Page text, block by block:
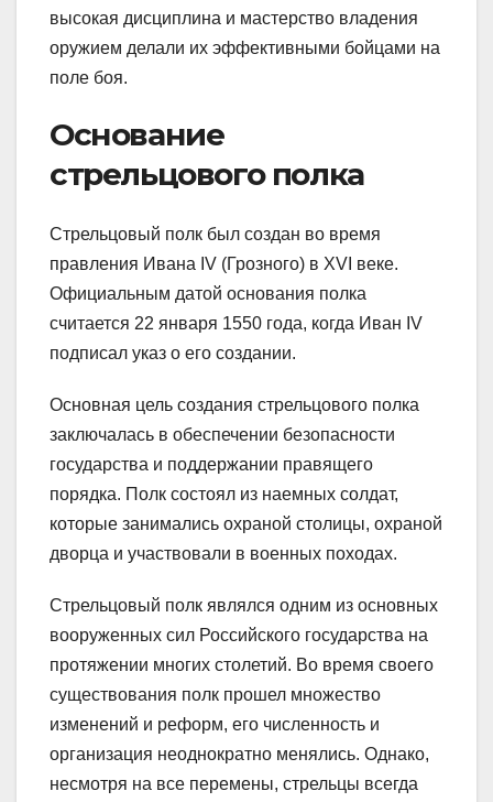
высокая дисциплина и мастерство владения
оружием делали их эффективными бойцами на
поле боя.
Основание
стрельцового полка
Стрельцовый полк был создан во время
правления Ивана IV (Грозного) в XVI веке.
Официальным датой основания полка
считается 22 января 1550 года, когда Иван IV
подписал указ о его создании.
Основная цель создания стрельцового полка
заключалась в обеспечении безопасности
государства и поддержании правящего
порядка. Полк состоял из наемных солдат,
которые занимались охраной столицы, охраной
дворца и участвовали в военных походах.
Стрельцовый полк являлся одним из основных
вооруженных сил Российского государства на
протяжении многих столетий. Во время своего
существования полк прошел множество
изменений и реформ, его численность и
организация неоднократно менялись. Однако,
несмотря на все перемены, стрельцы всегда